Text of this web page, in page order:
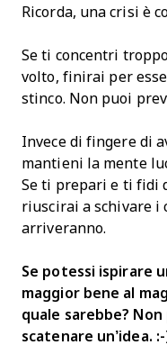
Ricorda, una crisi è
Se ti concentri
volto, finirai per
stinco. Non puoi
Invece di fingere di
mantieni la mente
Se ti prepari e ti fidi
riuscirai a schivare i
arriveranno.
Se potessi ispirare
maggior bene al
quale sarebbe?
scatenare un’idea. :-